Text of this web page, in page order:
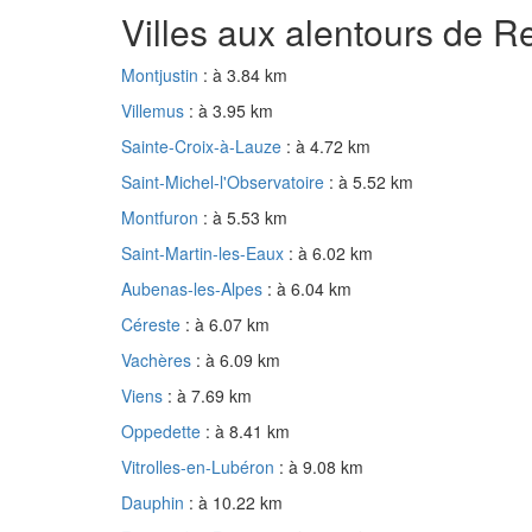
Villes aux alentours de
Montjustin : à 3.84 km
Villemus : à 3.95 km
Sainte-Croix-à-Lauze : à 4.72 km
Saint-Michel-l'Observatoire : à 5.52 km
Montfuron : à 5.53 km
Saint-Martin-les-Eaux : à 6.02 km
Aubenas-les-Alpes : à 6.04 km
Céreste : à 6.07 km
Vachères : à 6.09 km
Viens : à 7.69 km
Oppedette : à 8.41 km
Vitrolles-en-Lubéron : à 9.08 km
Dauphin : à 10.22 km